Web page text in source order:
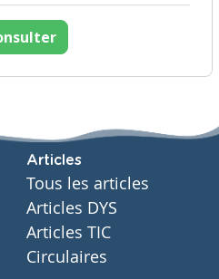
Articles
Tous les articles
Articles DYS
Articles TIC
Circulaires